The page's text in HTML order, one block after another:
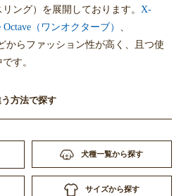
ング）を展開しております。 X-
Octave（ワンオクターブ）
からファッション性が高く、且つ使
す。
方法で探す
犬種一覧から探す
サイズから探す